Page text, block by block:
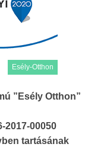
Esély-Otthon
”Esély Otthon”
2017-00050
tartásának